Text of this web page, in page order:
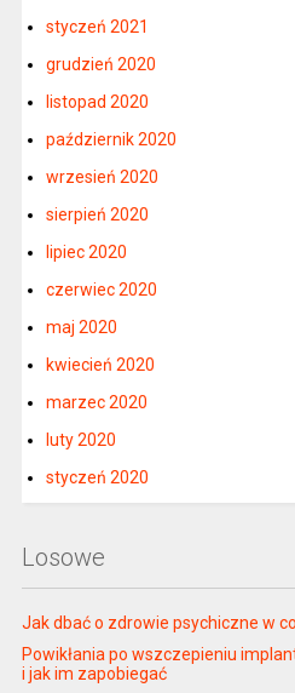
styczeń 2021
grudzień 2020
listopad 2020
październik 2020
wrzesień 2020
sierpień 2020
lipiec 2020
czerwiec 2020
maj 2020
kwiecień 2020
marzec 2020
luty 2020
styczeń 2020
Losowe
Jak dbać o zdrowie psychiczne w
Powikłania po wszczepieniu
i jak im zapobiegać